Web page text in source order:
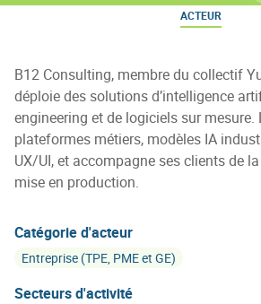
ACTEUR
B12 Consulting, membre du collectif
déploie des solutions d’intelligence
engineering et de logiciels sur mesure.
plateformes métiers, modèles IA
UX/UI, et accompagne ses clients de
mise en production.
Catégorie d'acteur
Entreprise (TPE, PME et GE)
Secteurs d'activité